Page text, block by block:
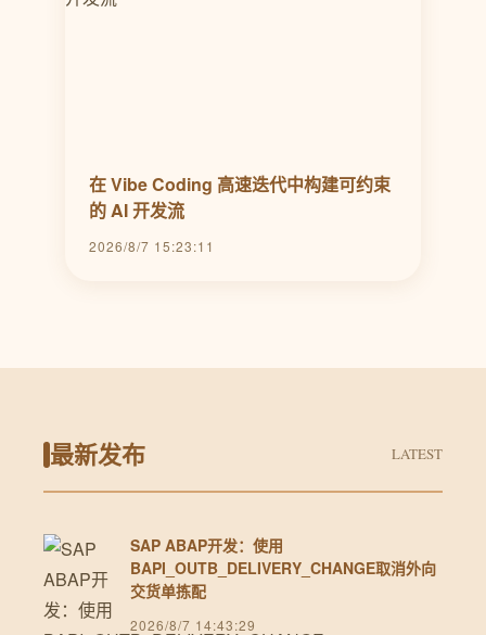
在 Vibe Coding 高速迭代中构建可约束
的 AI 开发流
2026/8/7 15:23:11
最新发布 LATEST
SAP ABAP开发：使用
BAPI_OUTB_DELIVERY_CHANGE取消外向
交货单拣配
2026/8/7 14:43:29